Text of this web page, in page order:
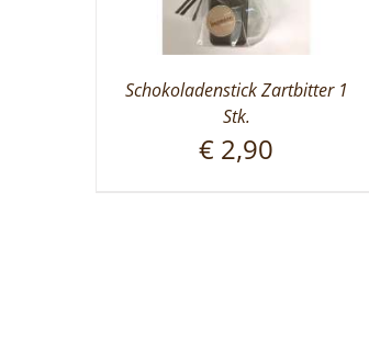
Schokoladenstick Zartbitter 1
Stk.
€ 2,90